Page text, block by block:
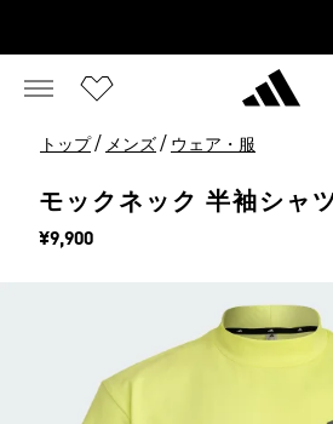
トップ / メンズ / ウェア・服
モックネック 半袖シャ
価格
¥9,900